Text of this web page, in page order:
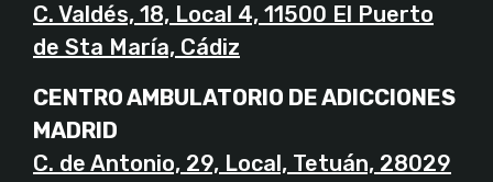
C. Valdés, 18, Local 4, 11500 El Puerto
de Sta María, Cádiz
CENTRO AMBULATORIO DE ADICCIONES
MADRID
C. de Antonio, 29, Local, Tetuán, 28029